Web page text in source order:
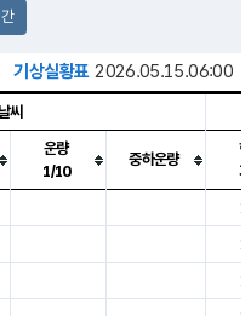
기상실황표 2026.05.15.06:00
수, 바람, 기압등을 안내한 표입
날씨
운량
1/10
중하운량